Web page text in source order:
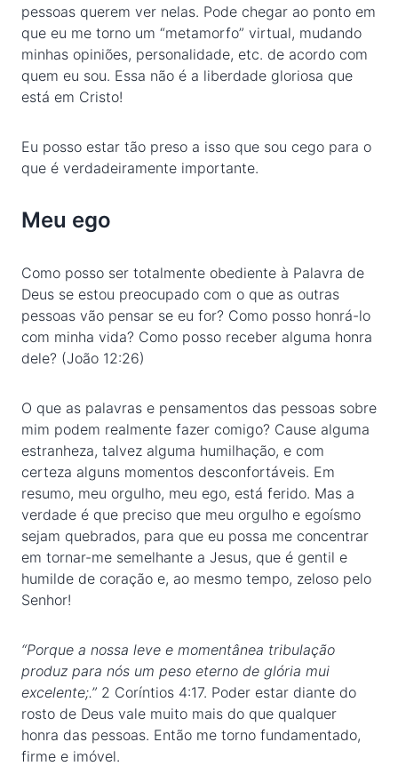
pessoas querem ver nelas. Pode chegar ao ponto em
que eu me torno um “metamorfo” virtual, mudando
minhas opiniões, personalidade, etc. de acordo com
quem eu sou. Essa não é a liberdade gloriosa que
está em Cristo!
Eu posso estar tão preso a isso que sou cego para o
que é verdadeiramente importante.
Meu ego
Como posso ser totalmente obediente à Palavra de
Deus se estou preocupado com o que as outras
pessoas vão pensar se eu for? Como posso honrá-lo
com minha vida? Como posso receber alguma honra
dele? (João 12:26)
O que as palavras e pensamentos das pessoas sobre
mim podem realmente fazer comigo? Cause alguma
estranheza, talvez alguma humilhação, e com
certeza alguns momentos desconfortáveis. Em
resumo, meu orgulho, meu ego, está ferido. Mas a
verdade é que preciso que meu orgulho e egoísmo
sejam quebrados, para que eu possa me concentrar
em tornar-me semelhante a Jesus, que é gentil e
humilde de coração e, ao mesmo tempo, zeloso pelo
Senhor!
“Porque a nossa leve e momentânea tribulação
produz para nós um peso eterno de glória mui
excelente;.” 2 Coríntios 4:17. Poder estar diante do
rosto de Deus vale muito mais do que qualquer
honra das pessoas. Então me torno fundamentado,
firme e imóvel.